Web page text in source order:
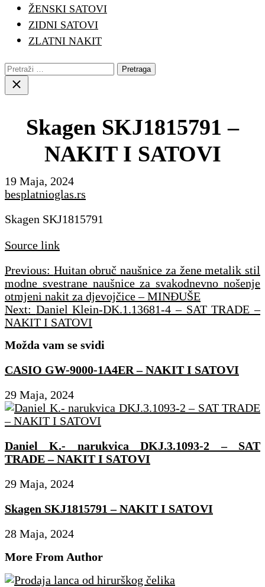
ŽENSKI SATOVI
ZIDNI SATOVI
ZLATNI NAKIT
Pretraga:
Close
search
Skagen SKJ1815791 –
NAKIT I SATOVI
19 Maja, 2024
besplatnioglas.rs
Skagen SKJ1815791
Source link
Navigacija
članaka
Previous: Huitan obruč naušnice za žene metalik stil
modne svestrane naušnice za svakodnevno nošenje
otmjeni nakit za djevojčice – MINĐUŠE
Next: Daniel Klein-DK.1.13681-4 – SAT TRADE –
NAKIT I SATOVI
Možda vam se svidi
CASIO GW-9000-1A4ER – NAKIT I SATOVI
29 Maja, 2024
Daniel K.- narukvica DKJ.3.1093-2 – SAT
TRADE – NAKIT I SATOVI
29 Maja, 2024
Skagen SKJ1815791 – NAKIT I SATOVI
28 Maja, 2024
More From Author